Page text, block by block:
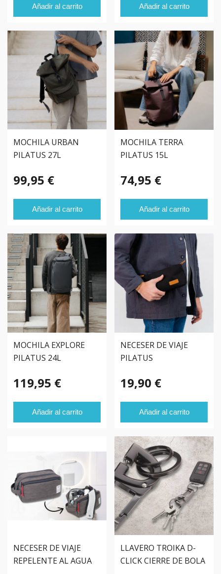
Añadir al carrito Añadir al carrito
MOCHILA URBAN
PILATUS 27L
99,95 €
Añadir al carrito
MOCHILA TERRA
PILATUS 15L
74,95 €
Añadir al carrito
MOCHILA EXPLORE
PILATUS 24L
119,95 €
Añadir al carrito
NECESER DE VIAJE
PILATUS
19,90 €
Añadir al carrito
NECESER DE VIAJE
REPELENTE AL AGUA
LLAVERO TROIKA D-
CLICK CIERRE DE BOLA